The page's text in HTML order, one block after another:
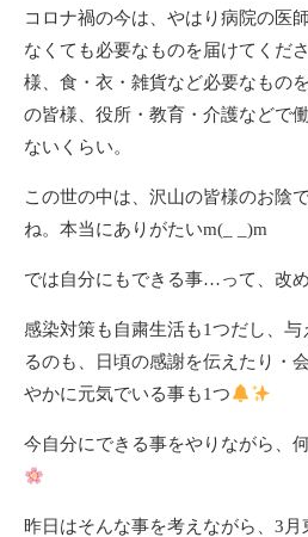
コロナ禍の今は、やはり病院の医
なくても必要なものを届けてくだ
様、食・衣・雑貨など必要なもの
の皆様、役所・教育・介護などで
ないくらい。
この世の中は、沢山の皆様のお陰
ね。本当にありがたいm(_ _)m
では自分にもできる事…って、改
感染対策も自粛生活も1つだし、
るのも、日頃の感謝を伝えたり・
やかに元気でいる事も1つ
今自分にできる事をやりながら、
昨日はそんな事を考えながら、3